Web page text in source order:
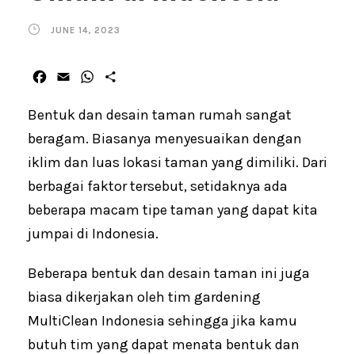
JUNE 14, 2023
c
b
o
o
a
l
W
a
s
A
p
a
e
Bentuk dan desain taman rumah sangat
beragam. Biasanya menyesuaikan dengan
iklim dan luas lokasi taman yang dimiliki. Dari
berbagai faktor tersebut, setidaknya ada
beberapa macam tipe taman yang dapat kita
jumpai di Indonesia.
Beberapa bentuk dan desain taman ini juga
biasa dikerjakan oleh tim gardening
MultiClean Indonesia sehingga jika kamu
butuh tim yang dapat menata bentuk dan